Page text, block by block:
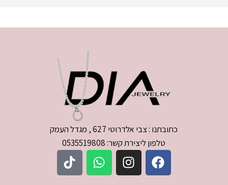
כתובתנו : צבי אלדרוטי 627 , מגדל העמק
טלפון ליצירת קשר: 0535519808